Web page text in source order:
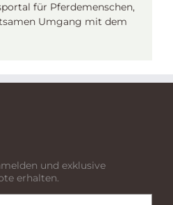
für Pferdemenschen,
Umgang mit dem
und exklusive
erhalten.